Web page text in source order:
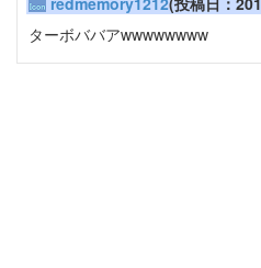
ターボババアwwwwwwww